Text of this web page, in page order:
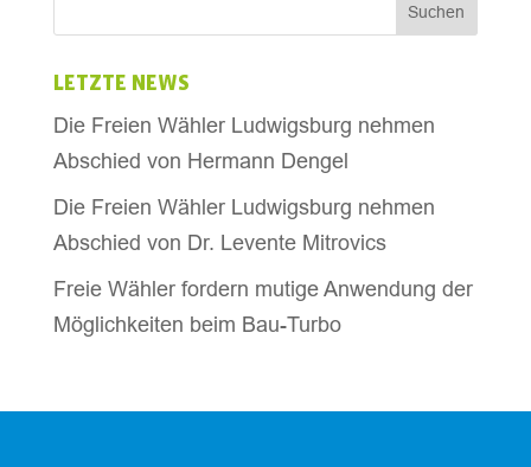
LETZTE NEWS
Die Freien Wähler Ludwigsburg nehmen
Abschied von Hermann Dengel
Die Freien Wähler Ludwigsburg nehmen
Abschied von Dr. Levente Mitrovics
Freie Wähler fordern mutige Anwendung der
Möglichkeiten beim Bau-Turbo